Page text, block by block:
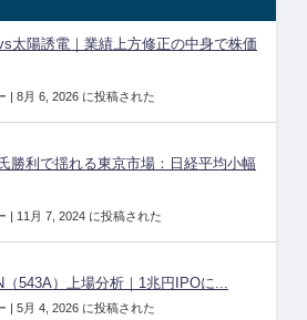
太陽誘電｜業績上方修正の中身で株価
| 8月 6, 2026 に投稿された
勝利で揺れる東京市場：日経平均小幅
| 11月 7, 2024 に投稿された
（543A）上場分析｜1兆円IPOに...
| 5月 4, 2026 に投稿された